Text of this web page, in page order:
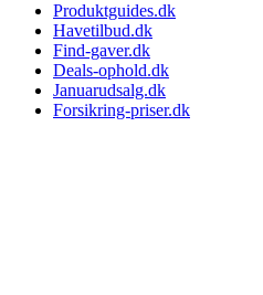
Produktguides.dk
Havetilbud.dk
Find-gaver.dk
Deals-ophold.dk
Januarudsalg.dk
Forsikring-priser.dk